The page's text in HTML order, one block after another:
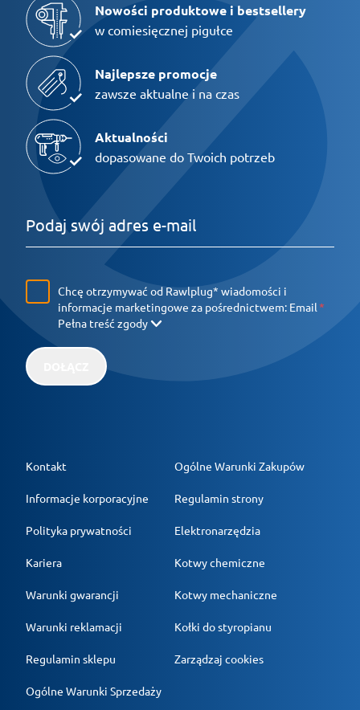
Nowości produktowe i bestsellery
w comiesięcznej pigułce
Najlepsze promocje
zawsze aktualne i na czas
Aktualności
dopasowane do Twoich potrzeb
Chcę otrzymywać od Rawlplug* wiadomości i
informacje marketingowe za pośrednictwem: Email
Pełna treść zgody
Kontakt
Informacje korporacyjne
Polityka prywatności
Kariera
Warunki gwarancji
Warunki reklamacji
Regulamin sklepu
Ogólne Warunki Sprzedaży
Ogólne Warunki Zakupów
Regulamin strony
Elektronarzędzia
Kotwy chemiczne
Kotwy mechaniczne
Kołki do styropianu
Zarządzaj cookies